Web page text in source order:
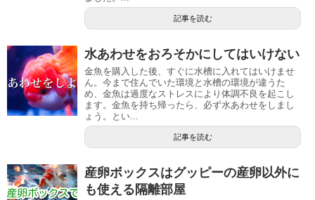
記事を読む
水あわせをおろそかにしてはいけない
金魚を購入した後、すぐに水槽に入れてはいけませ
ん。今まで住んでいた環境と水槽の環境が違うた
め、金魚は過度なストレスにより体調不良を起こし
ます。金魚を持ち帰ったら、必ず水あわせをしまし
ょう。とい...
記事を読む
産卵ボックスはグッピーの産卵以外に
も使える隔離部屋